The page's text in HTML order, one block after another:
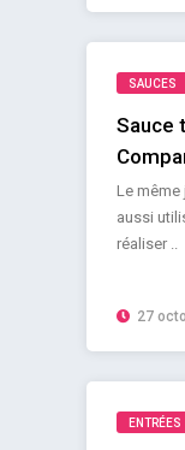
SAUCES
Sauce
Le même
aussi
réaliser ..
27
ENTRÉES